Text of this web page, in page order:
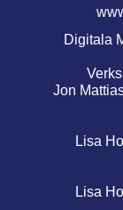
Digitala
Jon
Lisa
Lisa